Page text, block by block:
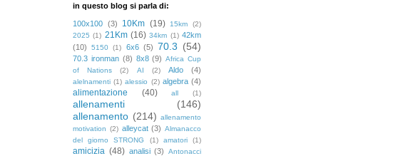
in questo blog si parla di:
100x100 (3) 10Km (19) 15km
(2)
2025 (1) 21Km (16) 34km (1) 42km
(10)
5150 (1) 6x6 (5) 70.3 (54)
70.3 ironman (8) 8x8 (9) Africa Cup
of Nations
(2) AI (2) Aldo (4)
alelnamenti (1) alessio (2) algebra (4)
alimentazione (40) all (1)
allenamenti
(146)
allenamento (214) allenamento
motivation (2) alleycat (3) Almanacco
del giorno STRONG
(1) amatori (1)
amicizia (48) analisi (3)
Antonacci